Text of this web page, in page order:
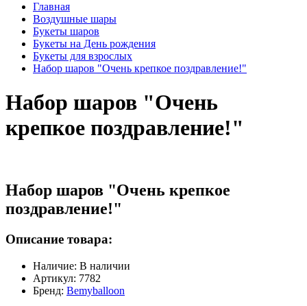
Главная
Воздушные шары
Букеты шаров
Букеты на День рождения
Букеты для взрослых
Набор шаров "Очень крепкое поздравление!"
Набор шаров "Очень
крепкое поздравление!"
Набор шаров "Очень крепкое
поздравление!"
Описание товара:
Наличие: В наличии
Артикул: 7782
Бренд: Bemyballoon